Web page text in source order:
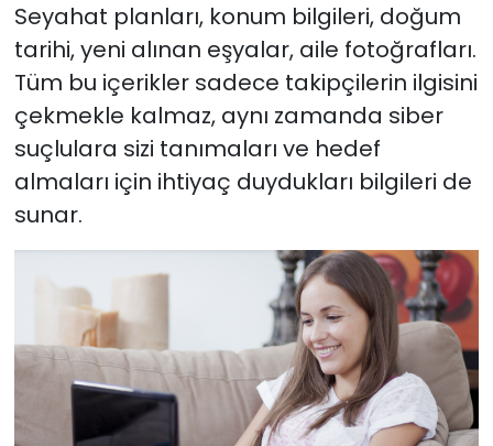
Seyahat planları, konum bilgileri, doğum
tarihi, yeni alınan eşyalar, aile fotoğrafları.
Tüm bu içerikler sadece takipçilerin ilgisini
çekmekle kalmaz, aynı zamanda siber
suçlulara sizi tanımaları ve hedef
almaları için ihtiyaç duydukları bilgileri de
sunar.